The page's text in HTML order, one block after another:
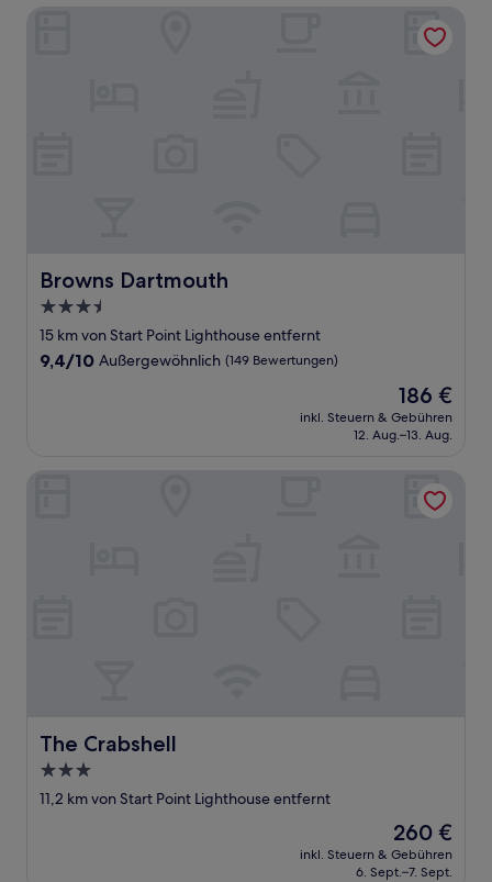
Browns Dartmouth
Browns Dartmouth
3.5-
Sterne-
Unterkunft
15 km von Start Point Lighthouse entfernt
9.4
9,4/10 Außergewöhnlich (149 Bewertungen)
Der
Preis
beträgt
186 €
inkl. Steuern & Gebühren
12. Aug.–13. Aug.
The Crabshell
The Crabshell
3.0-
Sterne-
11,2 km von Start Point Lighthouse entfernt
Der
Preis
beträgt
260 €
inkl. Steuern & Gebühren
6. Sept.–7. Sept.